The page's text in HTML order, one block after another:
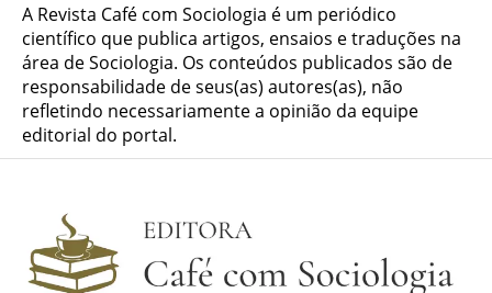
A Revista Café com Sociologia é um periódico
científico que publica artigos, ensaios e traduções na
área de Sociologia. Os conteúdos publicados são de
responsabilidade de seus(as) autores(as), não
refletindo necessariamente a opinião da equipe
editorial do portal.